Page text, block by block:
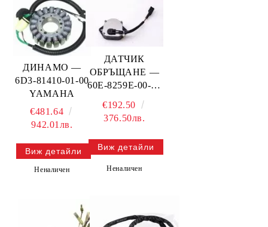
ДИНАМО —
6D3-81410-01-00
YAMAHA
€481.64
942.01лв.
Виж детайли
Неналичен
ДАТЧИК
ОБРЪЩАНЕ —
60E-8259E-00-00
YAMAHA
€192.50
376.50лв.
Виж детайли
Неналичен